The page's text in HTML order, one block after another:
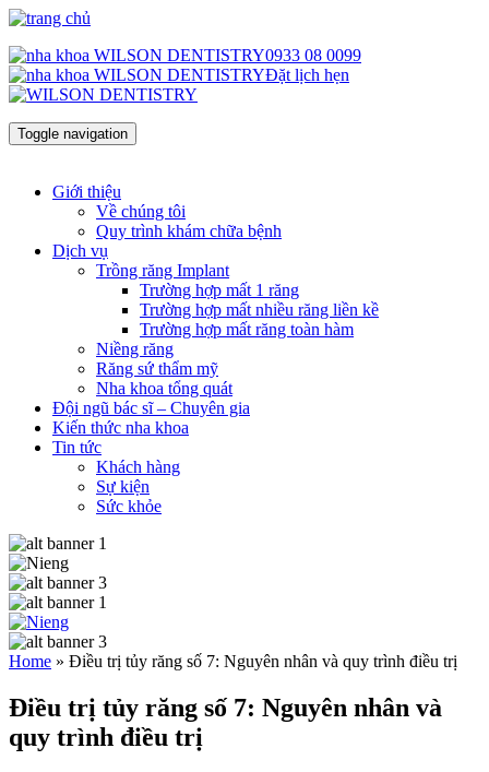
0933 08 0099
Đặt lịch hẹn
Toggle navigation
Giới thiệu
Về chúng tôi
Quy trình khám chữa bệnh
Dịch vụ
Trồng răng Implant
Trường hợp mất 1 răng
Trường hợp mất nhiều răng liền kề
Trường hợp mất răng toàn hàm
Niềng răng
Răng sứ thẩm mỹ
Nha khoa tổng quát
Đội ngũ bác sĩ – Chuyên gia
Kiến thức nha khoa
Tin tức
Khách hàng
Sự kiện
Sức khỏe
Home » Điều trị tủy răng số 7: Nguyên nhân và quy trình điều trị
Điều trị tủy răng số 7: Nguyên nhân và
quy trình điều trị